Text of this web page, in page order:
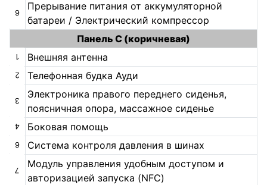
6
Прерывание питания от аккумуляторной
батареи / Электрический компрессор
Панель С (коричневая)
1 Внешняя антенна
2 Телефонная будка Ауди
3
Электроника правого переднего сиденья,
поясничная опора, массажное сиденье
4 Боковая помощь
6 Система контроля давления в шинах
7
Модуль управления удобным доступом и
авторизацией запуска (NFC)